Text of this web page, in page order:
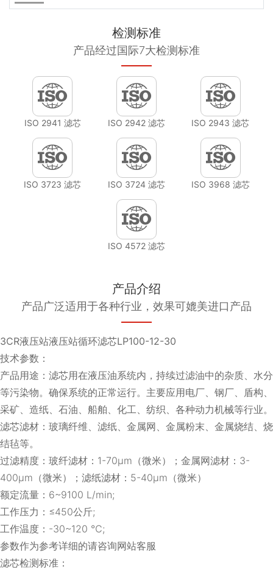
检测标准
产品经过国际7大检测标准
ISO 2941 滤芯 ISO 2942 滤芯 ISO 2943 滤芯
ISO 3723 滤芯 ISO 3724 滤芯 ISO 3968 滤芯
ISO 4572 滤芯
产品介绍
产品广泛适用于各种行业，效果可媲美进口产品
3CR液压站液压站循环滤芯LP100-12-30
技术参数：
产品用途：滤芯用在液压油系统内，持续过滤油中的杂质、水分
等污染物。确保系统的正常运行。主要应用电厂、钢厂、盾构、
采矿、造纸、石油、船舶、化工、纺织、各种动力机械等行业。
滤芯滤材：玻璃纤维、滤纸、金属网、金属粉末、金属烧结、烧
结毡等。
过滤精度：玻纤滤材：1-70μm（微米）；金属网滤材：3-
400μm（微米）；滤纸滤材：5-40μm（微米）
额定流量：6~9100 L/min;
工作压力：≤450公斤;
工作温度：-30~120 ℃;
参数作为参考详细的请咨询网站客服
滤芯检测标准：